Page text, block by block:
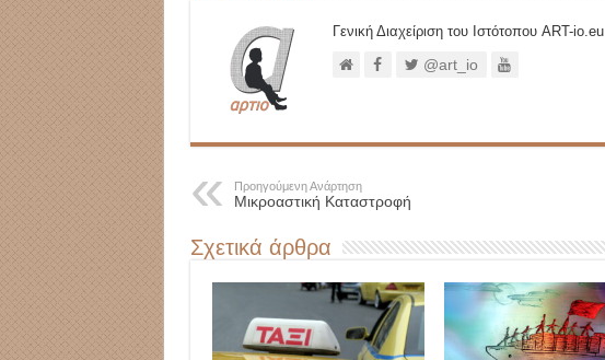
Γενική Διαχείριση του Ιστότοπου ART-io.eu
@art_io
Προηγούμενη Ανάρτηση
Μικροαστική Καταστροφή
Σχετικά άρθρα